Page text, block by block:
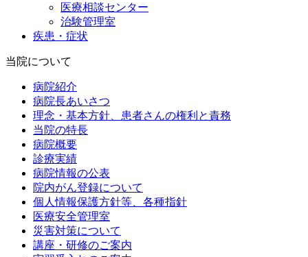
医療相談センター
治験管理室
疾患・症状
当院について
病院紹介
病院長あいさつ
理念・基本方針、患者さんの権利と責務
当院の特長
病院概要
診療実績
病院情報の公表
院内がん登録について
個人情報保護方針等、各種指針
医療安全管理室
災害対策について
講座・研修のご案内